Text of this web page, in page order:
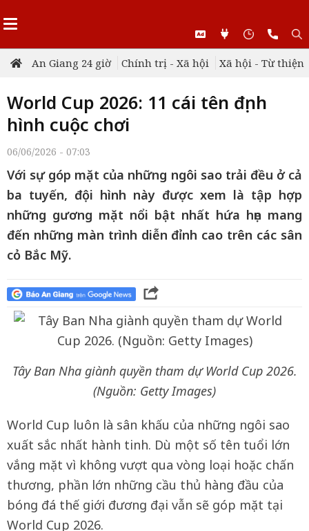
An Giang 24 giờ Chính trị - Xã hội Xã hội - Từ thiện
World Cup 2026: 11 cái tên định
hình cuộc chơi
06/06/2026 - 07:03
Với sự góp mặt của những ngôi sao trải đều ở cả
ba tuyến, đội hình này được xem là tập hợp
những gương mặt nổi bật nhất hứa hẹn mang
đến những màn trình diễn đỉnh cao trên các sân
cỏ Bắc Mỹ.
Tây Ban Nha giành quyền tham dự World Cup 2026.
(Nguồn: Getty Images)
World Cup luôn là sân khấu của những ngôi sao
xuất sắc nhất hành tinh. Dù một số tên tuổi lớn
vắng mặt vì không vượt qua vòng loại hoặc chấn
thương, phần lớn những cầu thủ hàng đầu của
bóng đá thế giới đương đại vẫn sẽ góp mặt tại
World Cup 2026.